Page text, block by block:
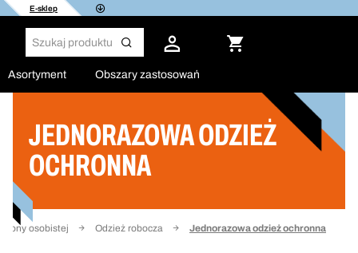
E-sklep
Asortyment Obszary zastosowań
JEDNORAZOWA ODZIEŻ
OCHRONNA
osobistej Odzież robocza Jednorazowa odzież ochronna
Filtruj